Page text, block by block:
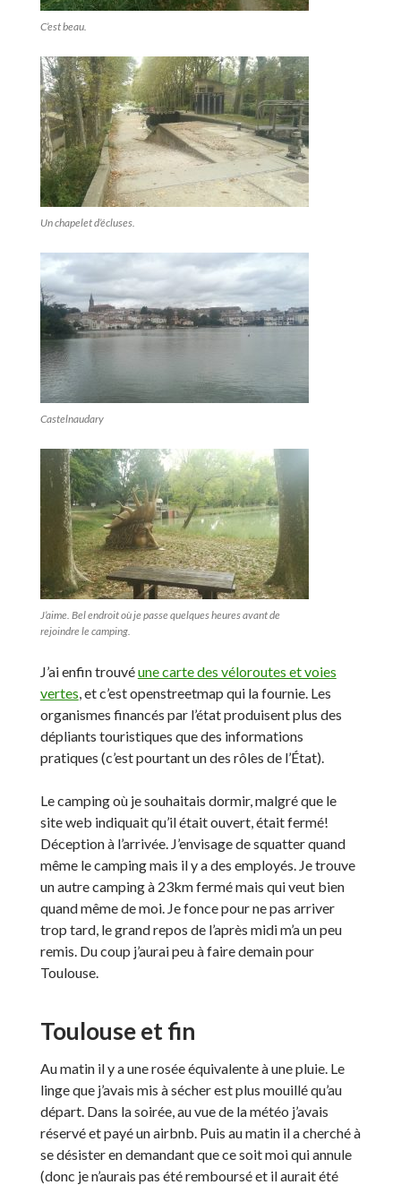
C’est beau.
Un chapelet d’écluses.
Castelnaudary
J’aime. Bel endroit où je passe quelques heures avant de
rejoindre le camping.
J’ai enfin trouvéune carte des véloroutes et voies
vertes, et c’est openstreetmap qui la fournie. Les
organismes financés par l’état produisent plus des
dépliants touristiques que des informations
pratiques (c’est pourtant un des rôles de l’État).
Le camping où je souhaitais dormir, malgré que le
site web indiquait qu’il était ouvert, était fermé!
Déception à l’arrivée. J’envisage de squatter quand
même le camping mais il y a des employés. Je trouve
un autre camping à 23km fermé mais qui veut bien
quand même de moi. Je fonce pour ne pas arriver
trop tard, le grand repos de l’après midi m’a un peu
remis. Du coup j’aurai peu à faire demain pour
Toulouse.
Toulouse et fin
Au matin il y a une rosée équivalente à une pluie. Le
linge que j’avais mis à sécher est plus mouillé qu’au
départ. Dans la soirée, au vue de la météo j’avais
réservé et payé un airbnb. Puis au matin il a cherché à
se désister en demandant que ce soit moi qui annule
(donc je n’aurais pas été remboursé et il aurait été